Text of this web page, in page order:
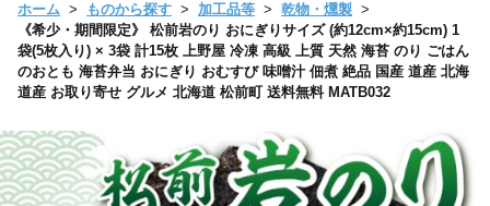
ホーム ものから探す 加工品等
乾物・燻製
《希少・期間限定》 松前岩のり おにぎりサイズ (約12cm×約15cm) 1
袋(5枚入り) × 3袋 計15枚 上野屋 冷凍 高級 上質 天然 海苔 のり ごはん
のおとも 海苔弁当 おにぎり おむすび 味噌汁 佃煮 絶品 国産 道産 北海
道産 お取り寄せ グルメ 北海道 松前町 送料無料 MATB032